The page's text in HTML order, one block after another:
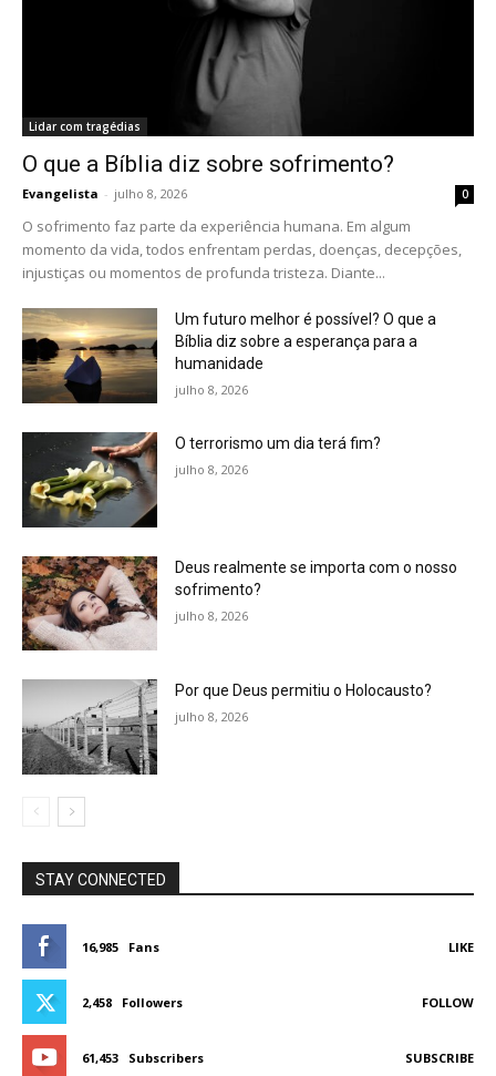
Lidar com tragédias
O que a Bíblia diz sobre sofrimento?
Evangelista - julho 8, 2026 0
O sofrimento faz parte da experiência humana. Em algum
momento da vida, todos enfrentam perdas, doenças, decepções,
injustiças ou momentos de profunda tristeza. Diante...
Um futuro melhor é possível? O que a
Bíblia diz sobre a esperança para a
humanidade
julho 8, 2026
O terrorismo um dia terá fim?
julho 8, 2026
Deus realmente se importa com o nosso
sofrimento?
julho 8, 2026
Por que Deus permitiu o Holocausto?
julho 8, 2026
STAY CONNECTED
16,985 Fans LIKE
2,458 Followers FOLLOW
61,453 Subscribers SUBSCRIBE